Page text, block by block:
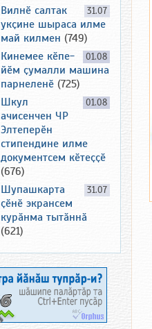
31.07
Вилнӗ салтак
укҫине шыраса илме
май килмен (749)
01.08
Кинемее кӗпе-
йӗм ҫумалли машина
парнеленӗ (725)
01.08
Шкул
ачисенчен ЧР
Элтеперӗн
стипендине илме
документсем кӗтеҫҫӗ
(676)
31.07
Шупашкарта
ҫӗнӗ экрансем
курӑнма тытӑннӑ
(621)